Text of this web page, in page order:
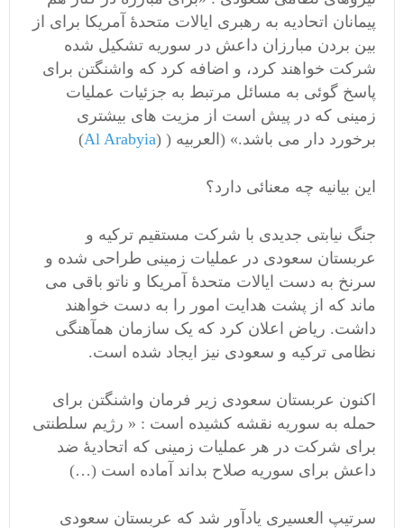
پیمانان اتحادیه به رهبری ایالات متحدۀ آمریکا برای از
بین بردن مبارزان داعش در سوریه تشکیل شده
شرکت خواهند کرد، و اضافه کرد که واشنگتن برای
پاسخ گوئی به مسائل مرتبط به جزئیات عملیات
زمینی که در پیش است از مزیت های بیشتری
برخورد دار می باشد.» (العربیه ( (Al Arabyia
)
این بیانیه چه معنائی دارد؟
جنگ نیابتی جدیدی با شرکت مستقیم ترکیه و
عربستان سعودی در عملیات زمینی طراحی شده و
سرنخ به دست ایالات متحدۀ آمریکا و ناتو باقی می
ماند که از پشت هدایت امور را به دست خواهند
داشت. ریاض اعلان کرد که یک سازمان همآهنگی
نظامی ترکیه و سعودی نیز ایجاد شده است.
اکنون عربستان سعودی زیر فرمان واشنگتن برای
حمله به سوریه نقشه کشیده است : « رژیم سلطنتی
برای شرکت در هر عملیات زمینی که اتحادیۀ ضد
داعش برای سوریه صلاح بداند آماده است (…)
سرتیپ العسیری یادآور شد که عربستان سعودی